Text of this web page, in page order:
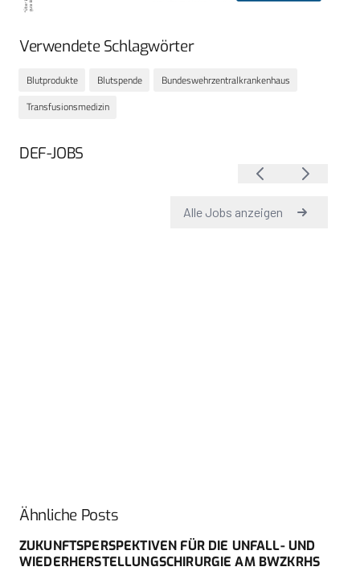
Verwendete Schlagwörter
Blutprodukte Blutspende
Bundeswehrzentralkrankenhaus
Transfusionsmedizin
DEF-JOBS
Ähnliche Posts
ZUKUNFTSPERSPEKTIVEN FÜR DIE UNFALL- UND
WIEDERHERSTELLUNGSCHIRURGIE AM BWZKRHS